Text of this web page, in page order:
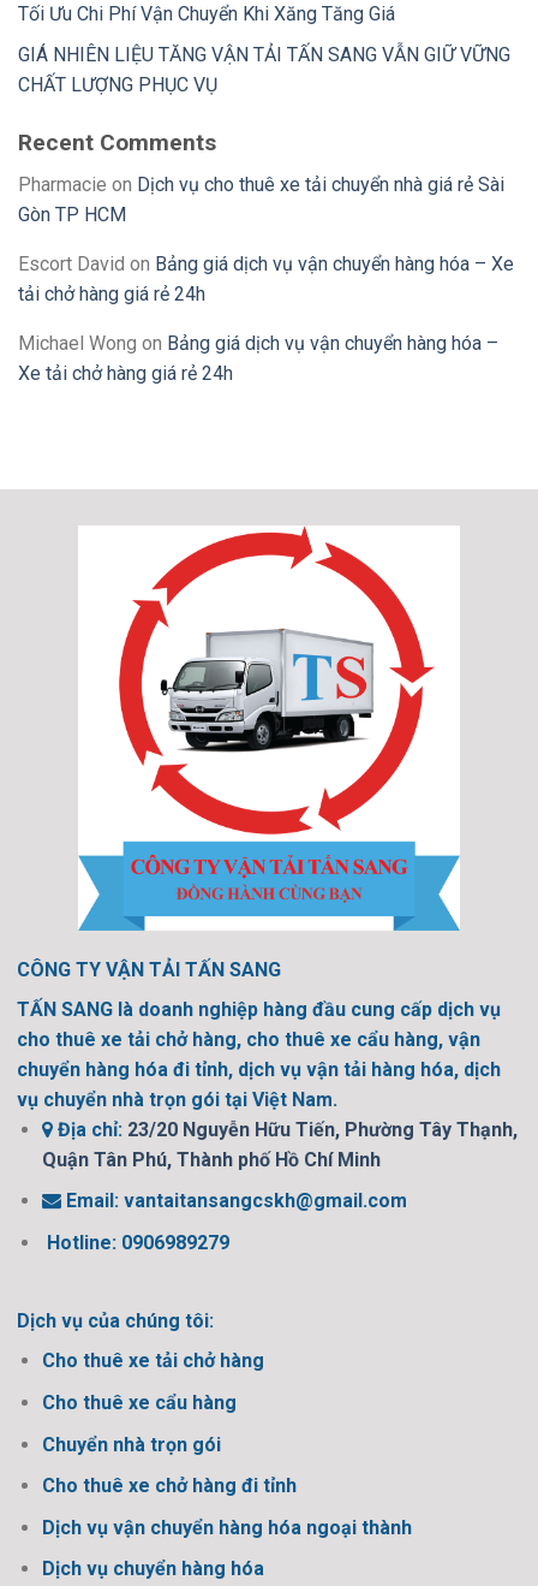
Tối Ưu Chi Phí Vận Chuyển Khi Xăng Tăng Giá
GIÁ NHIÊN LIỆU TĂNG VẬN TẢI TẤN SANG VẪN GIỮ VỮNG
CHẤT LƯỢNG PHỤC VỤ
Recent Comments
Pharmacie on Dịch vụ cho thuê xe tải chuyển nhà giá rẻ Sài
Gòn TP HCM
Escort David on Bảng giá dịch vụ vận chuyển hàng hóa – Xe
tải chở hàng giá rẻ 24h
Michael Wong on Bảng giá dịch vụ vận chuyển hàng hóa –
Xe tải chở hàng giá rẻ 24h
CÔNG TY VẬN TẢI TẤN SANG
TẤN SANG là doanh nghiệp hàng đầu cung cấp dịch vụ
cho thuê xe tải chở hàng, cho thuê xe cẩu hàng, vận
chuyển hàng hóa đi tỉnh, dịch vụ vận tải hàng hóa, dịch
vụ chuyển nhà trọn gói tại Việt Nam.
Địa chỉ: 23/20 Nguyễn Hữu Tiến, Phường Tây Thạnh,
Quận Tân Phú, Thành phố Hồ Chí Minh
Email:vantaitansangcskh@gmail.com
Hotline: 0906989279
Dịch vụ của chúng tôi:
Cho thuê xe tải chở hàng
Cho thuê xe cẩu hàng
Chuyển nhà trọn gói
Cho thuê xe chở hàng đi tỉnh
Dịch vụ vận chuyển hàng hóa ngoại thành
Dịch vụ chuyển hàng hóa